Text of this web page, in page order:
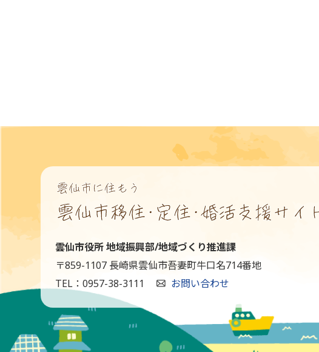
雲仙市役所 地域振興部/地域づくり推進課
〒859-1107 長崎県雲仙市吾妻町牛口名714番地
TEL：0957-38-3111
お問い合わせ